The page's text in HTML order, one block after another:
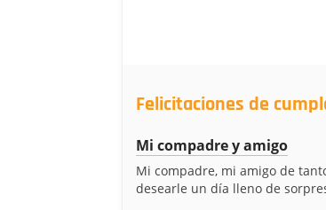
Felicitaciones de
Mi compadre y amigo
Mi compadre, mi amigo de
desearle un día lleno de